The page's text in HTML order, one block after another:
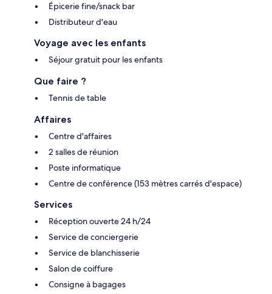
Épicerie fine/snack bar
Distributeur d'eau
Voyage avec les enfants
Séjour gratuit pour les enfants
Que faire ?
Tennis de table
Affaires
Centre d'affaires
2 salles de réunion
Poste informatique
Centre de conférence (153 mètres carrés d'espace)
Services
Réception ouverte 24 h/24
Service de conciergerie
Service de blanchisserie
Salon de coiffure
Consigne à bagages